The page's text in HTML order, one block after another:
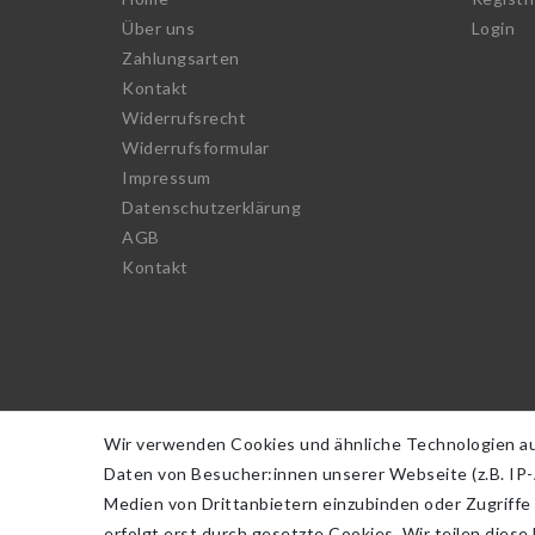
Über uns
Zahlungsarten
Kontakt
Widerrufs­recht
Widerrufs­formular
Impressum
Daten­schutz­erklärung
AGB
Kontakt
Login
Wir verwenden Cookies und ähnliche Technologien
Daten von Besucher:innen unserer Webseite (z.B.
Medien von Drittanbietern einzubinden oder